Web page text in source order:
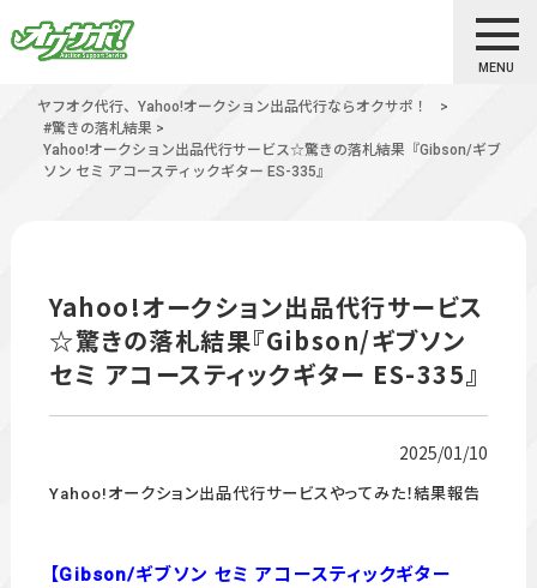
MENU
ヤフオク代行、Yahoo!オークション出品代行ならオクサポ！
>
#驚きの落札結果 >
Yahoo!オークション出品代行サービス☆驚きの落札結果『Gibson/ギブ
ソン セミ アコースティックギター ES-335』
Yahoo!オークション出品代行サービス
☆驚きの落札結果『Gibson/ギブソン
セミ アコースティックギター ES-335』
2025/01/10
Yahoo!オークション出品代行サービスやってみた！結果報告
【Gibson/ギブソン セミ アコースティックギター